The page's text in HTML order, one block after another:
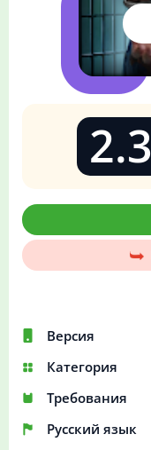
Версия
Категория
Требования
Русский язык
2.3